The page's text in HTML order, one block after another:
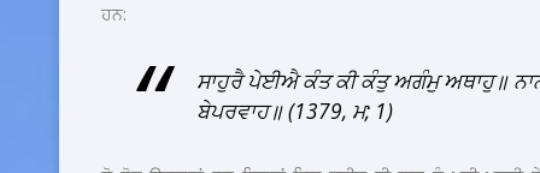
ਹਨ:
ਸਾਹੁਰੈ ਪੇਈਐ ਕੰਤ ਕੀ ਕੰਤੁ ਅਗੰਮੁ ਅਥਾਹੁ॥
ਬੇਪਰਵਾਹ॥ (1379, ਮ; 1)